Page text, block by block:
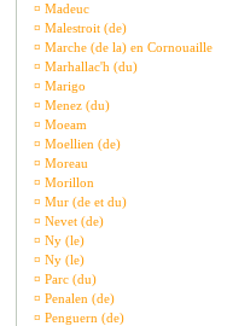
¤ Madeuc
¤ Malestroit (de)
¤ Marche (de la) en Cornouaille
¤ Marhallac'h (du)
¤ Marigo
¤ Menez (du)
¤ Moeam
¤ Moellien (de)
¤ Moreau
¤ Morillon
¤ Mur (de et du)
¤ Nevet (de)
¤ Ny (le)
¤ Ny (le)
¤ Parc (du)
¤ Penalen (de)
¤ Penguern (de)